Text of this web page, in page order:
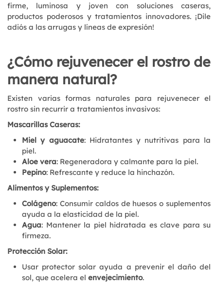
firme, luminosa y joven con soluciones caseras,
productos poderosos y tratamientos innovadores. ¡Dile
adiós a las arrugas y líneas de expresión!
¿Cómo rejuvenecer el rostro de
manera natural?
Existen varias formas naturales para rejuvenecer el
rostro sin recurrir a tratamientos invasivos:
Mascarillas Caseras:
Miel y aguacate: Hidratantes y nutritivas para la
piel.
Aloe vera: Regeneradora y calmante para la piel.
Pepino: Refrescante y reduce la hinchazón.
Alimentos y Suplementos:
Colágeno: Consumir caldos de huesos o suplementos
ayuda a la elasticidad de la piel.
Agua: Mantener la piel hidratada es clave para su
firmeza.
Protección Solar:
Usar protector solar ayuda a prevenir el daño del
sol, que acelera el envejecimiento.